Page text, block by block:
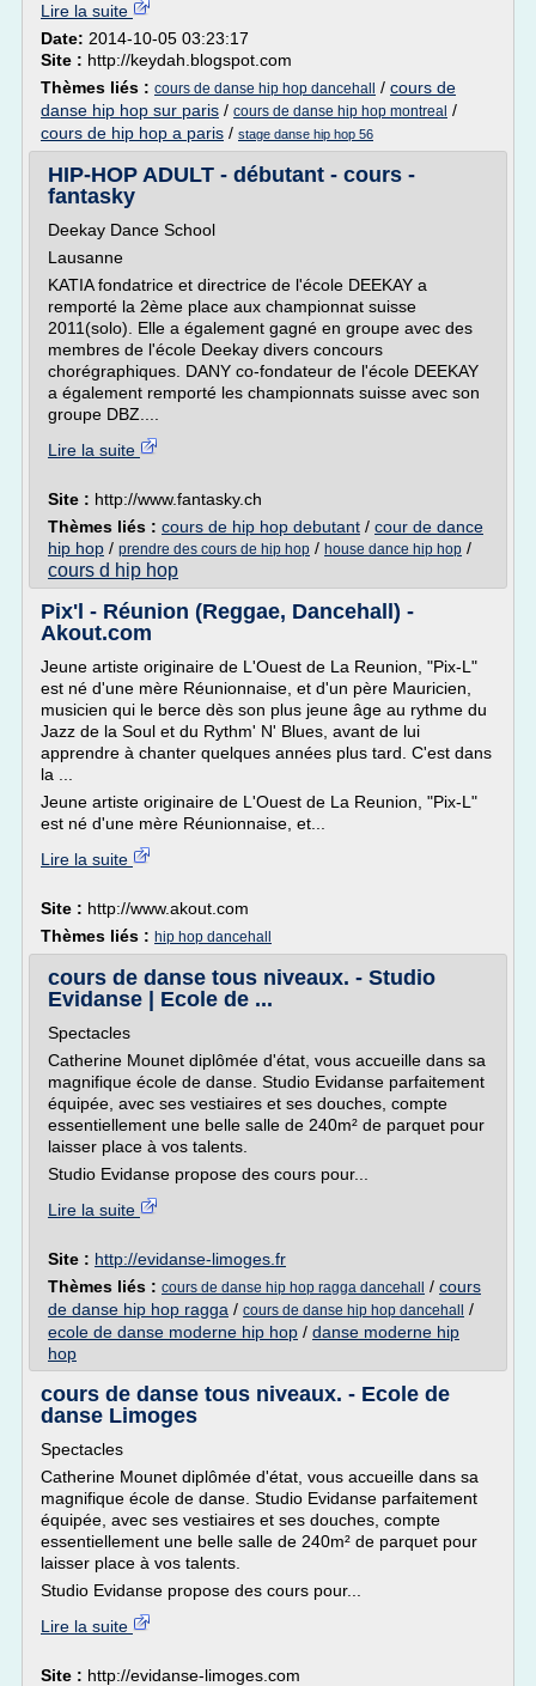
Lire la suite
Date: 2014-10-05 03:23:17
Site : http://keydah.blogspot.com
Thèmes liés : cours de danse hip hop dancehall / cours de
danse hip hop sur paris / cours de danse hip hop montreal /
cours de hip hop a paris / stage danse hip hop 56
HIP-HOP ADULT - débutant - cours -
fantasky
Deekay Dance School
Lausanne
KATIA fondatrice et directrice de l'école DEEKAY a
remporté la 2ème place aux championnat suisse
2011(solo). Elle a également gagné en groupe avec des
membres de l'école Deekay divers concours
chorégraphiques. DANY co-fondateur de l'école DEEKAY
a également remporté les championnats suisse avec son
groupe DBZ....
Lire la suite
Site : http://www.fantasky.ch
Thèmes liés : cours de hip hop debutant / cour de dance
hip hop / prendre des cours de hip hop / house dance hip hop /
cours d hip hop
Pix'l - Réunion (Reggae, Dancehall) -
Akout.com
Jeune artiste originaire de L'Ouest de La Reunion, "Pix-L"
est né d'une mère Réunionnaise, et d'un père Mauricien,
musicien qui le berce dès son plus jeune âge au rythme du
Jazz de la Soul et du Rythm' N' Blues, avant de lui
apprendre à chanter quelques années plus tard. C'est dans
la ...
Jeune artiste originaire de L'Ouest de La Reunion, "Pix-L"
est né d'une mère Réunionnaise, et...
Lire la suite
Site : http://www.akout.com
Thèmes liés : hip hop dancehall
cours de danse tous niveaux. - Studio
Evidanse | Ecole de ...
Spectacles
Catherine Mounet diplômée d'état, vous accueille dans sa
magnifique école de danse. Studio Evidanse parfaitement
équipée, avec ses vestiaires et ses douches, compte
essentiellement une belle salle de 240m² de parquet pour
laisser place à vos talents.
Studio Evidanse propose des cours pour...
Lire la suite
Site : http://evidanse-limoges.fr
Thèmes liés : cours de danse hip hop ragga dancehall / cours
de danse hip hop ragga / cours de danse hip hop dancehall
/
ecole de danse moderne hip hop / danse moderne hip
hop
cours de danse tous niveaux. - Ecole de
danse Limoges
Spectacles
Catherine Mounet diplômée d'état, vous accueille dans sa
magnifique école de danse. Studio Evidanse parfaitement
équipée, avec ses vestiaires et ses douches, compte
essentiellement une belle salle de 240m² de parquet pour
laisser place à vos talents.
Studio Evidanse propose des cours pour...
Lire la suite
Site : http://evidanse-limoges.com